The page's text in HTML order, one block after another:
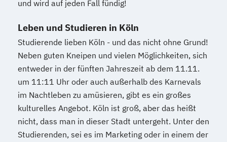
und wird auf jeden Fall fündig!
Leben und Studieren in Köln
Studierende lieben Köln - und das nicht ohne Grund!
Neben guten Kneipen und vielen Möglichkeiten, sich
entweder in der fünften Jahreszeit ab dem 11.11.
um 11:11 Uhr oder auch außerhalb des Karnevals
im Nachtleben zu amüsieren, gibt es ein großes
kulturelles Angebot. Köln ist groß, aber das heißt
nicht, dass man in dieser Stadt untergeht. Unter den
Studierenden, sei es im Marketing oder in einem der